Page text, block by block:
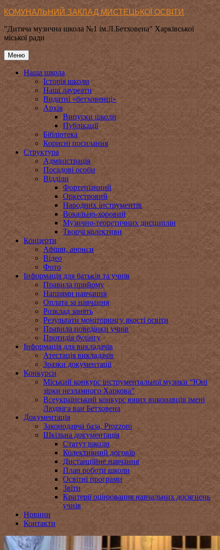
Перейти
до
вмісту
КОМУНАЛЬНИЙ ЗАКЛАД МИСТЕЦЬКОЇ ОСВІТИ
"Дитяча музична школа №1 ім.Л.Бетховена" Харківської
міської ради
Меню
Наша школа
Історія школи
Наші лауреати
Видатні «бетховенці»
Архів
Випуски школи
Публікації
Бібліотека
Корисні посилання
Структура
Адміністрація
Посадові особи
Відділи
Фортепіанний
Оркестровий
Народних інструментів
Вокально-хоровий
Музично-теоретичних дисциплін
Творчі колективи
Концерти
Афіши, анонси
Відео
Фото
Інформація для батьків та учнів
Правила прийому
Напрями навчання
Оплата за навчання
Розклад занять
Результати моніторингу якості освіти
Правила поведінки учнів
Протидія булінгу
Інформація для викладачів
Атестація викладачів
Зразки документації
Конкурси
Міський конкурс інструментальної музики “Юні
зірки незламного Харкова”
Всеукраїнський конкурс юних виконавців імені
Людвіга ван Бетховена
Документація
Законодавча база, Prozzoro
Шкільна документація
Статут школи
Колективний договір
Дистанційне навчання
План роботи школи
Освітні програми
Звіти
Критерії оцінювання навчальних досягнень
учнів
Новини
Контакти